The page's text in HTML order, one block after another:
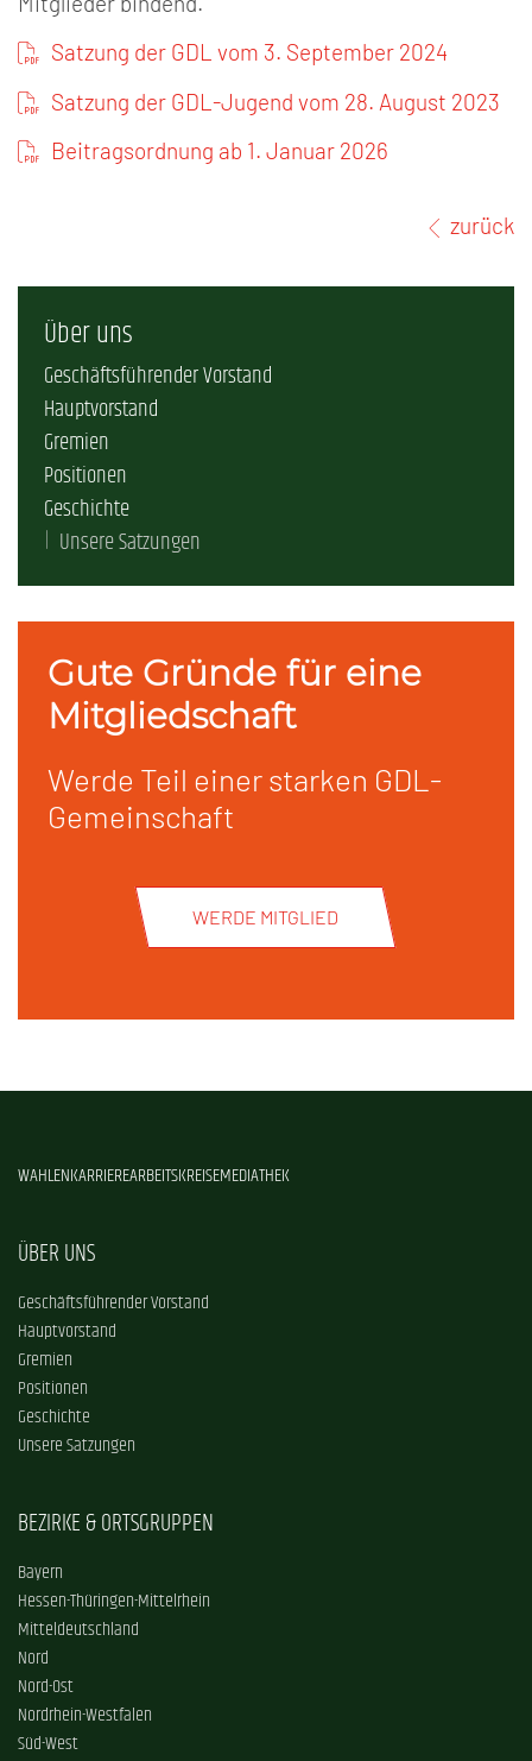
Satzung der GDL vom 3. September 2024
Satzung der GDL-Jugend vom 28. August 2023
Beitragsordnung ab 1. Januar 2026
zurück
Über uns
Geschäftsführender Vorstand
Hauptvorstand
Gremien
Positionen
Geschichte
Unsere Satzungen
Gute Gründe für eine
Mitgliedschaft
Werde Teil einer starken GDL-
Gemeinschaft
WERDE MITGLIED
WAHLENKARRIEREARBEITSKREISEMEDIATHEK
ÜBER UNS
Geschäftsführender Vorstand
Hauptvorstand
Gremien
Positionen
Geschichte
Unsere Satzungen
BEZIRKE & ORTSGRUPPEN
Bayern
Hessen-Thüringen-Mittelrhein
Mitteldeutschland
Nord
Nord-Ost
Nordrhein-Westfalen
Süd-West